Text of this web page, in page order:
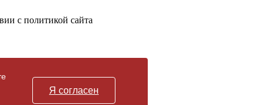
Я согласен
с политикой сайта